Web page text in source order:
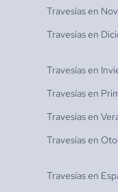
Travesías en
Travesías en
Travesías en
Travesías en
Travesías en
Travesías en
Travesías en